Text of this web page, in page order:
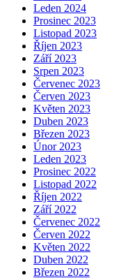
Leden 2024
Prosinec 2023
Listopad 2023
Říjen 2023
Září 2023
Srpen 2023
Červenec 2023
Červen 2023
Květen 2023
Duben 2023
Březen 2023
Únor 2023
Leden 2023
Prosinec 2022
Listopad 2022
Říjen 2022
Září 2022
Červenec 2022
Červen 2022
Květen 2022
Duben 2022
Březen 2022